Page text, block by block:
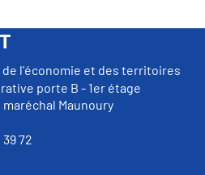
l'économie et des territoires
porte B - 1er étage
maréchal Maunoury
72